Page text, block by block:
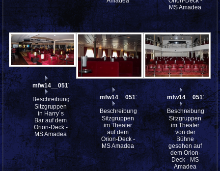
MS Amadea
mfw14__051719st
Beschreibung:
Sitzgruppen
in Harry´s
Bar auf dem
Orion-Deck -
MS Amadea
mfw14__051716
Beschreibung:
Sitzgruppen
im Theater
auf dem
Orion-Deck -
MS Amadea
mfw14__051707
Beschreibung:
Sitzgruppen
im Theater
von der
Bühne
gesehen auf
dem Orion-
Deck - MS
Amadea